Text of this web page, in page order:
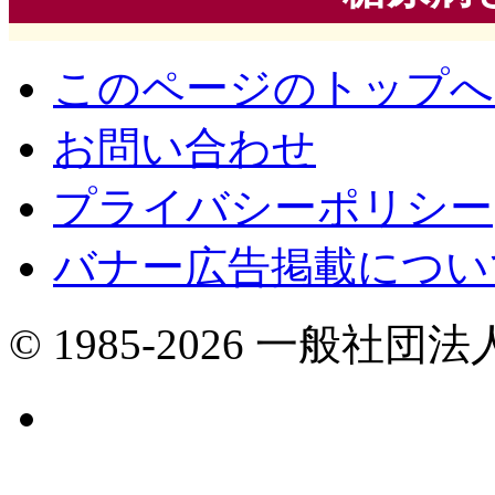
このページのトップ
お問い合わせ
プライバシーポリシー
バナー広告掲載につ
© 1985-2026 一般社団法